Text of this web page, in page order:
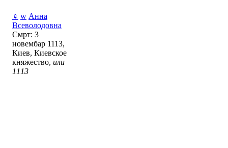
♀ w Анна
Всеволодовна
Смрт: 3
новембар 1113,
Киев, Киевское
княжество, или
1113